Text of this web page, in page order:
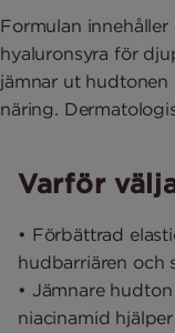
Formulan
hyaluronsyra för
jämnar ut hudtonen
näring.
Varför
• Förbättrad
hudbarriären och
• Jämnare
niacinamid